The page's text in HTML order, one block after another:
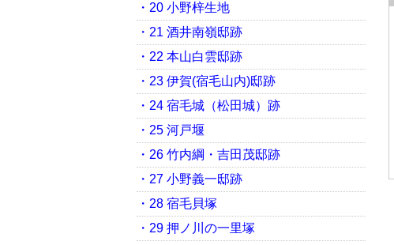
・20 小野梓生地
・21 酒井南嶺邸跡
・22 本山白雲邸跡
・23 伊賀(宿毛山内)邸跡
・24 宿毛城（松田城）跡
・25 河戸堰
・26 竹内綱・吉田茂邸跡
・27 小野義一邸跡
・28 宿毛貝塚
・29 押ノ川の一里塚